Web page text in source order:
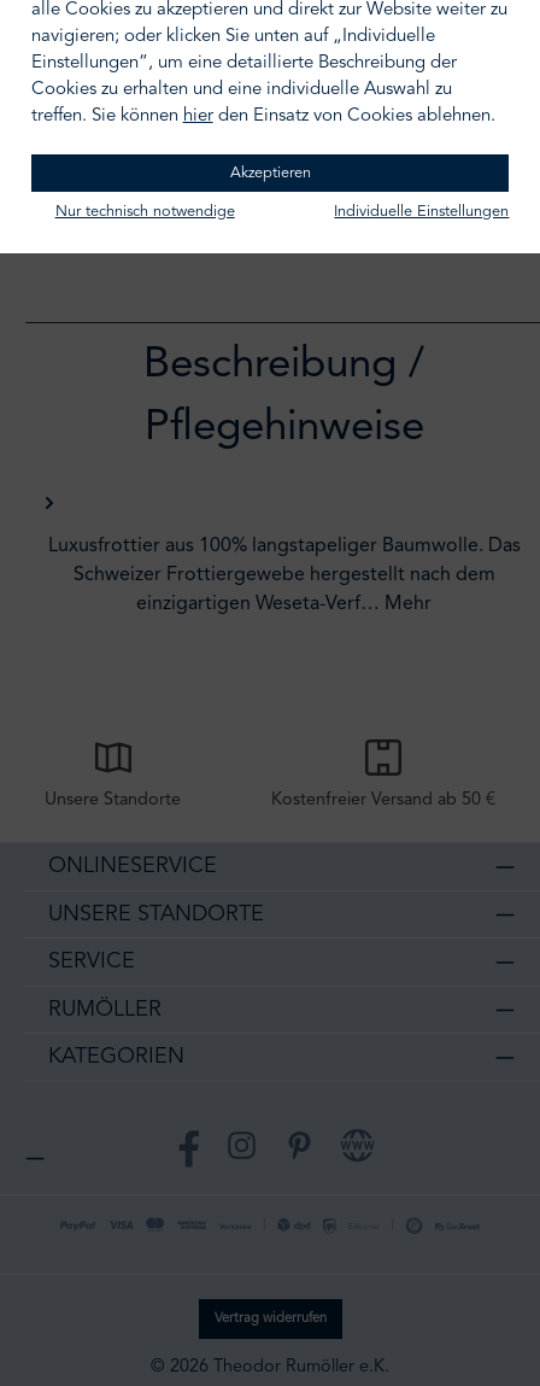
IN DEN WARENKORB
Zum Merkzettel hinzufügen
Beschreibung /
Pflegehinweise
Luxusfrottier aus 100% langstapeliger Baumwolle. Das
Schweizer Frottiergewebe hergestellt nach dem
einzigartigen Weseta-Verf… Mehr
Unsere Standorte Kostenfreier Versand ab 50 €
ONLINESERVICE
UNSERE STANDORTE
SERVICE
RUMÖLLER
KATEGORIEN
Facebook Instagram Pinterest Website
Vertrag widerrufen
© 2026 Theodor Rumöller e.K.
alle Cookies zu akzeptieren und direkt zur Website weiter zu
navigieren; oder klicken Sie unten auf „Individuelle
Einstellungen“, um eine detaillierte Beschreibung der
Cookies zu erhalten und eine individuelle Auswahl zu
treffen. Sie können hierden Einsatz von Cookies ablehnen.
Akzeptieren
Nur technisch notwendige Individuelle Einstellungen